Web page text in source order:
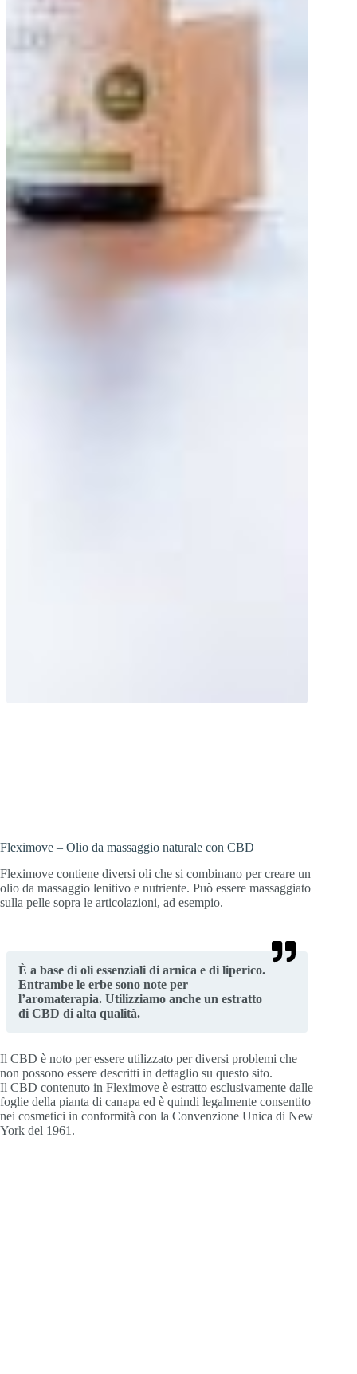
Fleximove – Olio da massaggio naturale con CBD
Fleximove contiene diversi oli che si combinano per creare un
olio da massaggio lenitivo e nutriente. Può essere massaggiato
sulla pelle sopra le articolazioni, ad esempio.
È a base di oli essenziali di arnica e di liperico.
Entrambe le erbe sono note per
l’aromaterapia. Utilizziamo anche un estratto
di CBD di alta qualità.
Il CBD è noto per essere utilizzato per diversi problemi che
non possono essere descritti in dettaglio su questo sito.
Il CBD contenuto in Fleximove è estratto esclusivamente dalle
foglie della pianta di canapa ed è quindi legalmente consentito
nei cosmetici in conformità con la Convenzione Unica di New
York del 1961.